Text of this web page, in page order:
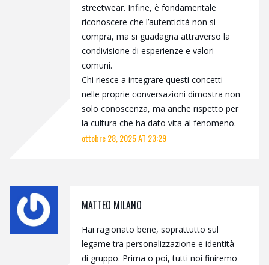
streetwear. Infine, è fondamentale
riconoscere che l’autenticità non si
compra, ma si guadagna attraverso la
condivisione di esperienze e valori
comuni.
Chi riesce a integrare questi concetti
nelle proprie conversazioni dimostra non
solo conoscenza, ma anche rispetto per
la cultura che ha dato vita al fenomeno.
ottobre 28, 2025 AT 23:29
MATTEO MILANO
Hai ragionato bene, soprattutto sul
legame tra personalizzazione e identità
di gruppo. Prima o poi, tutti noi finiremo